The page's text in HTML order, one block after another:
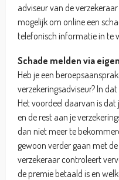
adviseur van de
mogelijk om online een
telefonisch informatie in te
Schade melden via
Heb je een
verzekeringsadviseur? In
Het voordeel daarvan is dat
en de rest aan je
dan niet meer te
gewoon verder gaan met
verzekeraar controleert
de premie betaald is en